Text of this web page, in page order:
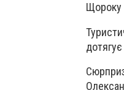
Щороку